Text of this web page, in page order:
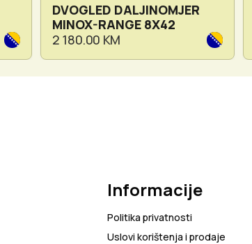
DVOGLED DALJINOMJER
MINOX-RANGE 8X42
2 180.00 KM
Informacije
Politika privatnosti
Uslovi korištenja i prodaje